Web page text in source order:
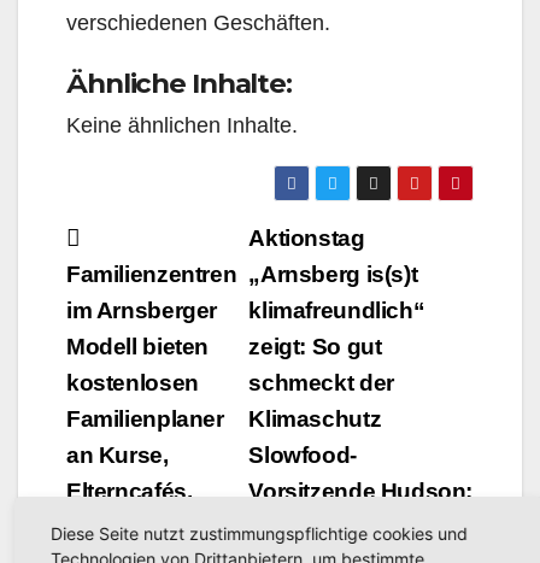
verschiedenen Geschäften.
Ähnliche Inhalte:
Keine ähnlichen Inhalte.
Beitragsnavigation
Aktionstag
„Arnsberg is(s)t
klimafreundlich“
zeigt: So gut
schmeckt der
Klimaschutz
Slowfood-
Vorsitzende Hudson:
Arnsberg bei dem
Familienzentren
im Arnsberger
Modell bieten
kostenlosen
Familienplaner
an Kurse,
Elterncafés,
Schwimmen und
Diese Seite nutzt zustimmungspflichtige cookies und
Technologien von Drittanbietern, um bestimmte